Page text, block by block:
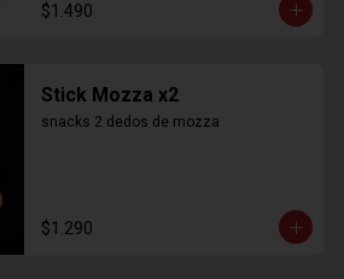
$1.490
Stick Mozza x2
snacks 2 dedos de mozza
$1.290